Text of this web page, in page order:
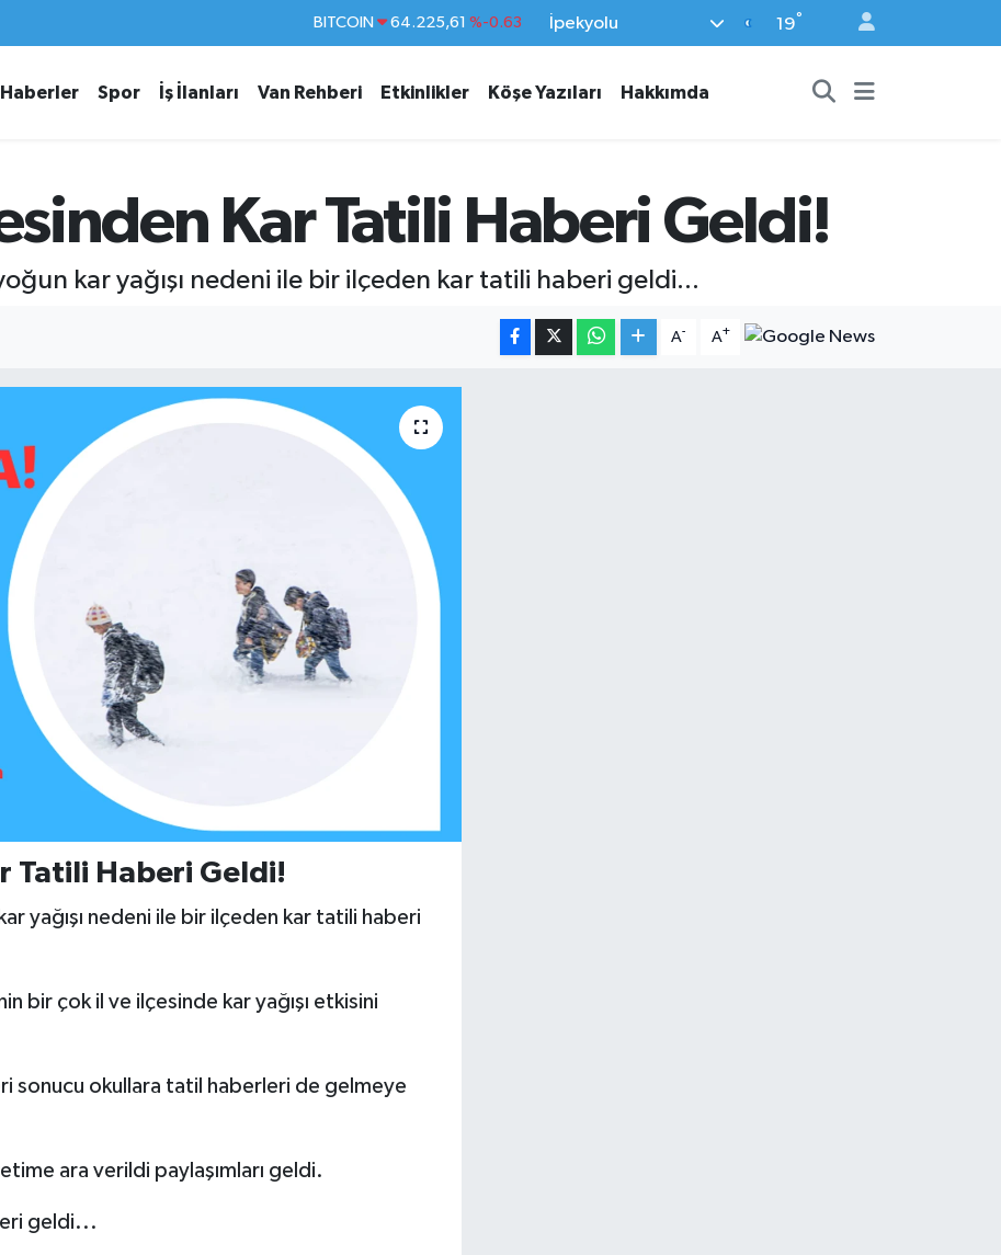
DOLAR 47,6704 %0
STERLİN 64,2143 %0
İpekyolu 19°
Haberler Spor İş İlanları Van Rehberi Etkinlikler Köşe Yazıları Hakkımda
Kar Tatili Haberi Geldi!
kar yağışı nedeni ile bir ilçeden kar tatili haberi geldi...
A- A+
Tatili Haberi Geldi!
yağışı nedeni ile bir ilçeden kar tatili haberi
bir çok il ve ilçesinde kar yağışı etkisini
sonucu okullara tatil haberleri de gelmeye
ara verildi paylaşımları geldi.
geldi...